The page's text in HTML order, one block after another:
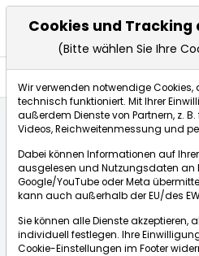
ANALYSE-FLASH: Deutsche
dpa-AFX Compact
ÜBERSICHT DPA-AFX
Cookies und
(Bitte wählen Sie Ihre
Wir verwenden notwendige
technisch funktioniert. Mit Ihrer
außerdem Dienste von Partnern, z.
Videos, Reichweitenmessung und
Dabei können Informationen auf
ausgelesen und Nutzungsdaten an
Google/YouTube oder Meta
kann auch außerhalb der EU/des
Sie können alle Dienste akzeptieren,
individuell festlegen. Ihre
Cookie-Einstellungen im Footer